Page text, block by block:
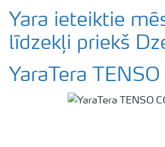
Yara ieteiktie
līdzekļi priekš
YaraTera